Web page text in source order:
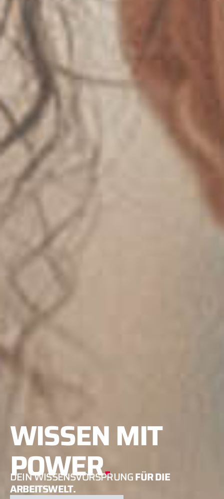
WISSEN MIT
POWER.
DEIN WISSENSVORSPRUNGFÜR DIE
ARBEITSWELT.